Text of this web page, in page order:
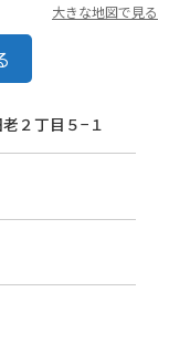
大きな地図で見る
２丁目５−１